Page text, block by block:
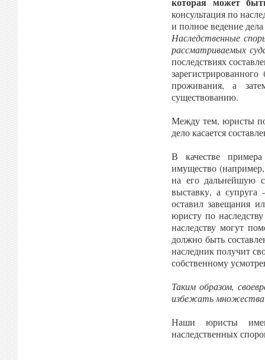
консультация по
и полное ведение дела
Наследственные
рассматриваемых
последствиях
проживания, а
существованию.
Между тем, юристы по
дело касается
В качестве
имущество
на его дальнейшую
выставку, а супруга
оставил завещания
юристу по
наследству могут
должно быть
наследник получит
собственному
Таким образом,
избежать множества
Наши юристы
наследственных